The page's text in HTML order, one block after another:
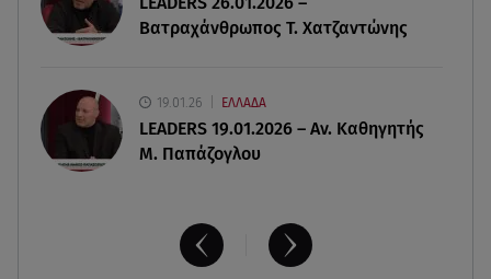
μοντέλου
Βατραχάνθρωπος Τ. Χατζαντώνης
19.01.26 ΕΛΛΑΔΑ
LEADERS 19.01.2026 – Αν. Καθηγητής
Μ. Παπάζογλου